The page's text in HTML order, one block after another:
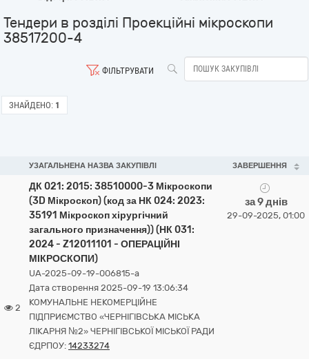
Тендери в розділі Проекційні мікроскопи
38517200-4
ФІЛЬТРУВАТИ
ЗНАЙДЕНО: 1
УЗАГАЛЬНЕНА НАЗВА ЗАКУПІВЛІ ЗАВЕРШЕННЯ
2
ДК 021: 2015: 38510000-3 Мікроскопи
(3D Мікроскоп) (код за НК 024: 2023:
35191 Мікроскоп хірургічний
загального призначення)) (НК 031:
2024 - Z12011101 - ОПЕРАЦІЙНІ
МІКРОСКОПИ)
UA-2025-09-19-006815-a
Дата створення 2025-09-19 13:06:34
КОМУНАЛЬНЕ НЕКОМЕРЦІЙНЕ
ПІДПРИЄМСТВО «ЧЕРНІГІВСЬКА МІСЬКА
ЛІКАРНЯ №2» ЧЕРНІГІВСЬКОЇ МІСЬКОЇ РАДИ
ЄДРПОУ: 14233274
за 9 днів
29-09-2025, 01:00